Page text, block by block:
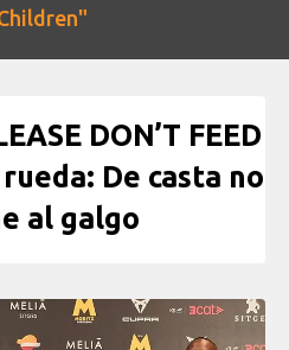
DON’T FEED
rueda: De casta no
al galgo